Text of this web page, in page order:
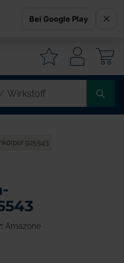
925543
Amazone
Bei Google Play